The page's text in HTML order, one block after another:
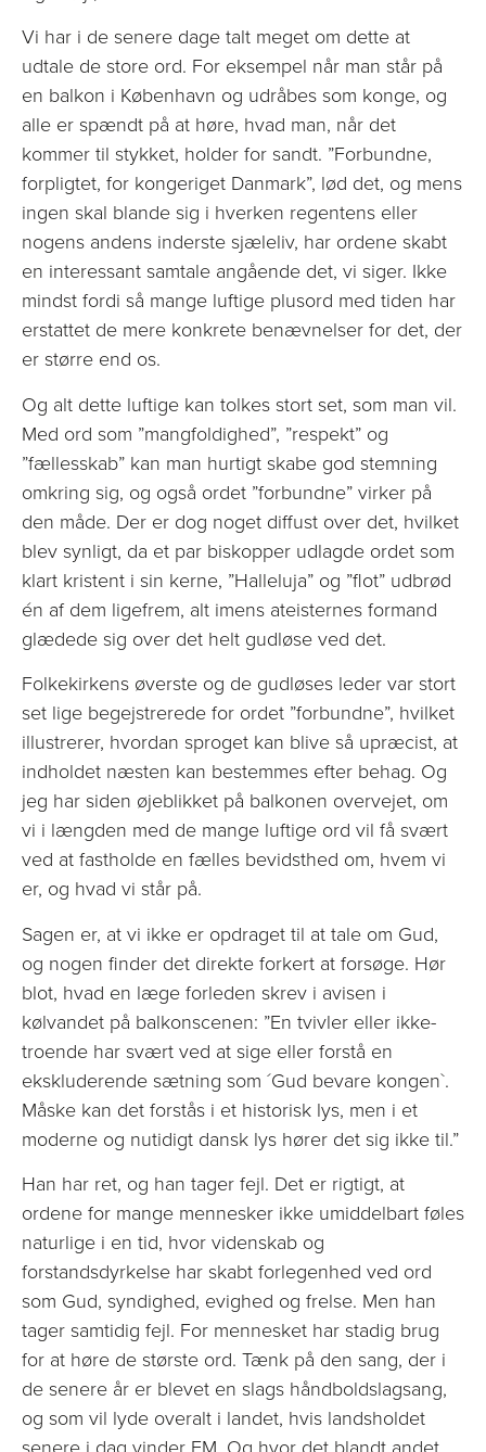
Vi har i de senere dage talt meget om dette at
udtale de store ord. For eksempel når man står på
en balkon i København og udråbes som konge, og
alle er spændt på at høre, hvad man, når det
kommer til stykket, holder for sandt. ”Forbundne,
forpligtet, for kongeriget Danmark”, lød det, og mens
ingen skal blande sig i hverken regentens eller
nogens andens inderste sjæleliv, har ordene skabt
en interessant samtale angående det, vi siger. Ikke
mindst fordi så mange luftige plusord med tiden har
erstattet de mere konkrete benævnelser for det, der
er større end os.
Og alt dette luftige kan tolkes stort set, som man vil.
Med ord som ”mangfoldighed”, ”respekt” og
”fællesskab” kan man hurtigt skabe god stemning
omkring sig, og også ordet ”forbundne” virker på
den måde. Der er dog noget diffust over det, hvilket
blev synligt, da et par biskopper udlagde ordet som
klart kristent i sin kerne, ”Halleluja” og ”flot” udbrød
én af dem ligefrem, alt imens ateisternes formand
glædede sig over det helt gudløse ved det.
Folkekirkens øverste og de gudløses leder var stort
set lige begejstrerede for ordet ”forbundne”, hvilket
illustrerer, hvordan sproget kan blive så upræcist, at
indholdet næsten kan bestemmes efter behag. Og
jeg har siden øjeblikket på balkonen overvejet, om
vi i længden med de mange luftige ord vil få svært
ved at fastholde en fælles bevidsthed om, hvem vi
er, og hvad vi står på.
Sagen er, at vi ikke er opdraget til at tale om Gud,
og nogen finder det direkte forkert at forsøge. Hør
blot, hvad en læge forleden skrev i avisen i
kølvandet på balkonscenen: ”En tvivler eller ikke-
troende har svært ved at sige eller forstå en
ekskluderende sætning som ´Gud bevare kongen`.
Måske kan det forstås i et historisk lys, men i et
moderne og nutidigt dansk lys hører det sig ikke til.”
Han har ret, og han tager fejl. Det er rigtigt, at
ordene for mange mennesker ikke umiddelbart føles
naturlige i en tid, hvor videnskab og
forstandsdyrkelse har skabt forlegenhed ved ord
som Gud, syndighed, evighed og frelse. Men han
tager samtidig fejl. For mennesket har stadig brug
for at høre de største ord. Tænk på den sang, der i
de senere år er blevet en slags håndboldslagsang,
og som vil lyde overalt i landet, hvis landsholdet